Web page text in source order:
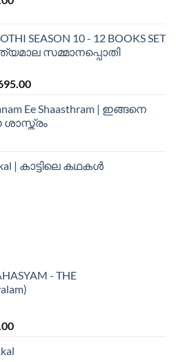
SEASON 10 - 12 BOOKS SET
സമ്മാനപ്പൊതി
Ee Shaasthram | ഇങ്ങനെ
| കാട്ടിലെ കഥകള്‍
- THE